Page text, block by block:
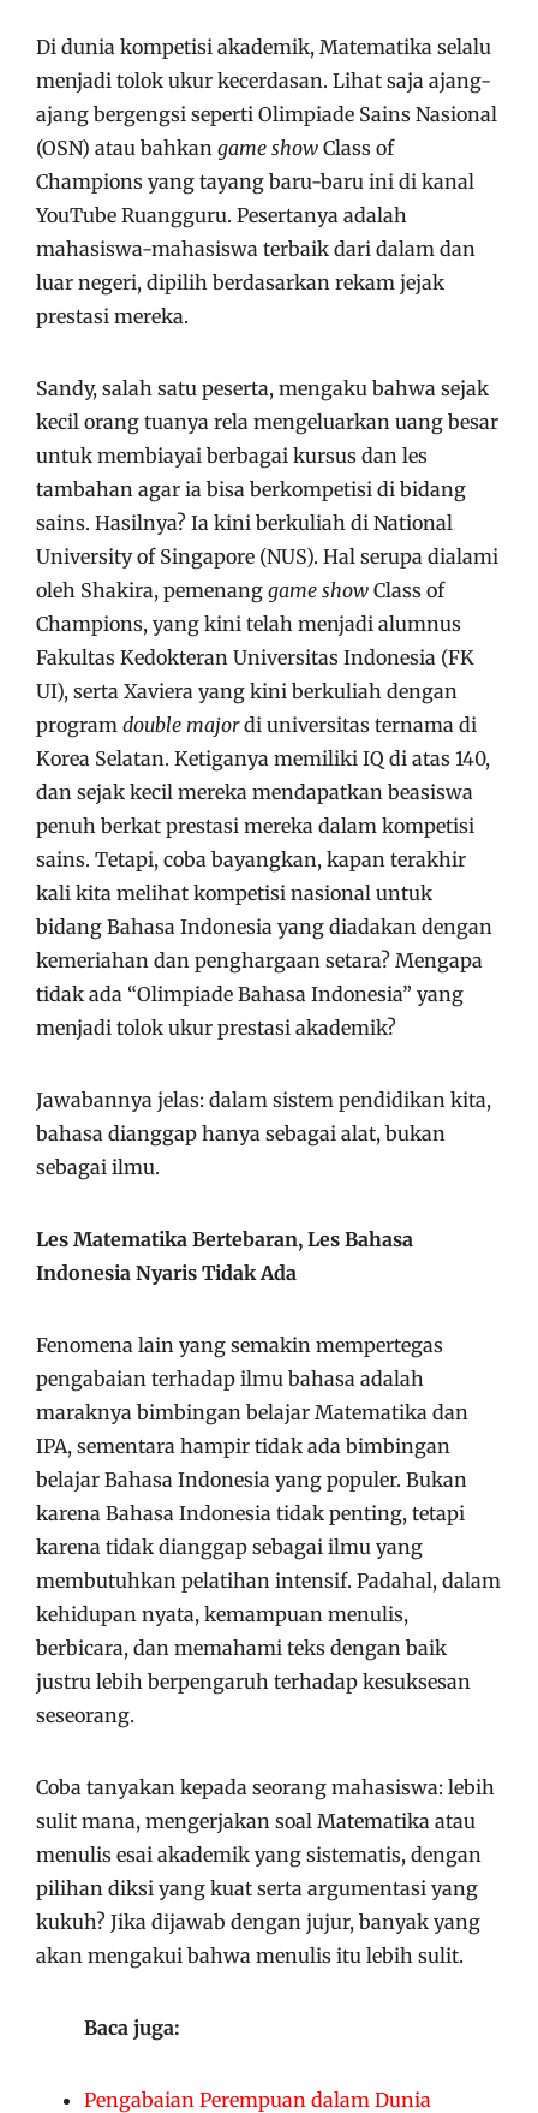
Di dunia kompetisi akademik, Matematika selalu
menjadi tolok ukur kecerdasan. Lihat saja ajang-
ajang bergengsi seperti Olimpiade Sains Nasional
(OSN) atau bahkan game show Class of
Champions yang tayang baru-baru ini di kanal
YouTube Ruangguru. Pesertanya adalah
mahasiswa-mahasiswa terbaik dari dalam dan
luar negeri, dipilih berdasarkan rekam jejak
prestasi mereka.
Sandy, salah satu peserta, mengaku bahwa sejak
kecil orang tuanya rela mengeluarkan uang besar
untuk membiayai berbagai kursus dan les
tambahan agar ia bisa berkompetisi di bidang
sains. Hasilnya? Ia kini berkuliah di National
University of Singapore (NUS). Hal serupa dialami
oleh Shakira, pemenang game show Class of
Champions, yang kini telah menjadi alumnus
Fakultas Kedokteran Universitas Indonesia (FK
UI), serta Xaviera yang kini berkuliah dengan
program double majordi universitas ternama di
Korea Selatan. Ketiganya memiliki IQ di atas 140,
dan sejak kecil mereka mendapatkan beasiswa
penuh berkat prestasi mereka dalam kompetisi
sains. Tetapi, coba bayangkan, kapan terakhir
kali kita melihat kompetisi nasional untuk
bidang Bahasa Indonesia yang diadakan dengan
kemeriahan dan penghargaan setara? Mengapa
tidak ada “Olimpiade Bahasa Indonesia” yang
menjadi tolok ukur prestasi akademik?
Jawabannya jelas: dalam sistem pendidikan kita,
bahasa dianggap hanya sebagai alat, bukan
sebagai ilmu.
Les Matematika Bertebaran, Les Bahasa
Indonesia Nyaris Tidak Ada
Fenomena lain yang semakin mempertegas
pengabaian terhadap ilmu bahasa adalah
maraknya bimbingan belajar Matematika dan
IPA, sementara hampir tidak ada bimbingan
belajar Bahasa Indonesia yang populer. Bukan
karena Bahasa Indonesia tidak penting, tetapi
karena tidak dianggap sebagai ilmu yang
membutuhkan pelatihan intensif. Padahal, dalam
kehidupan nyata, kemampuan menulis,
berbicara, dan memahami teks dengan baik
justru lebih berpengaruh terhadap kesuksesan
seseorang.
Coba tanyakan kepada seorang mahasiswa: lebih
sulit mana, mengerjakan soal Matematika atau
menulis esai akademik yang sistematis, dengan
pilihan diksi yang kuat serta argumentasi yang
kukuh? Jika dijawab dengan jujur, banyak yang
akan mengakui bahwa menulis itu lebih sulit.
Baca juga:
Pengabaian Perempuan dalam Dunia